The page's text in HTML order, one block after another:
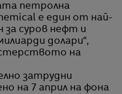
петролна
е един от най-
за суров нефт и
долари“,
на
затрудни
на 7 април на фона